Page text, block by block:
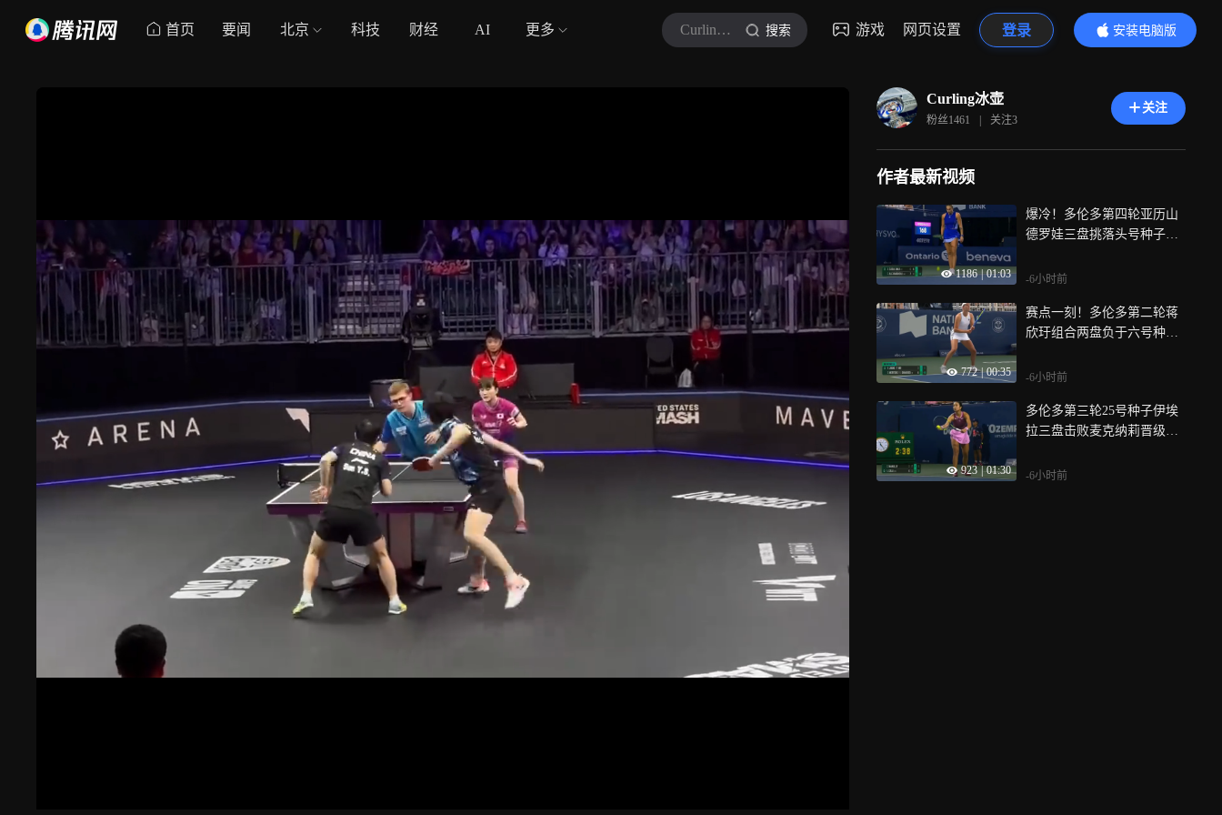
首页 要闻 北京 科技 财经 AI 更多 Curling冰壶 搜索 游戏 网页设置 登录
安装电脑版
内容更精彩
Curling冰壶
粉丝1461 | 关注3
关注
作者最新视频
1186 | 01:03
爆冷！多伦多第四轮亚历山
德罗娃三盘挑落头号种子萨
-6小时前
772 | 00:35
赛点一刻！多伦多第二轮蒋
欣玗组合两盘负于六号种子
-6小时前
923 01:30
多伦多第三轮25号种子伊埃
拉三盘击败麦克纳莉晋级十
-6小时前